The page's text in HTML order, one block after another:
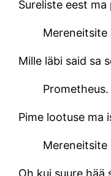
Sureliste eest
Mereneitsite
Mille läbi said sa
Prometheus.
Pime lootuse ma
Mereneitsite
Oh kui suure hää